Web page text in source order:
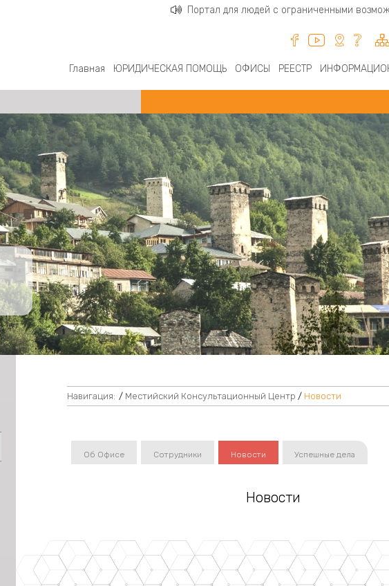
Портал для людей с ограниченными
Главная ЮРИДИЧЕСКАЯ ПОМОЩЬ ОФИСЫ РЕЕСТР
Навигация: / Местийский Консультационный Центр / Новости
Об Офисе Сотрудники Новости Успешные дела
Новости